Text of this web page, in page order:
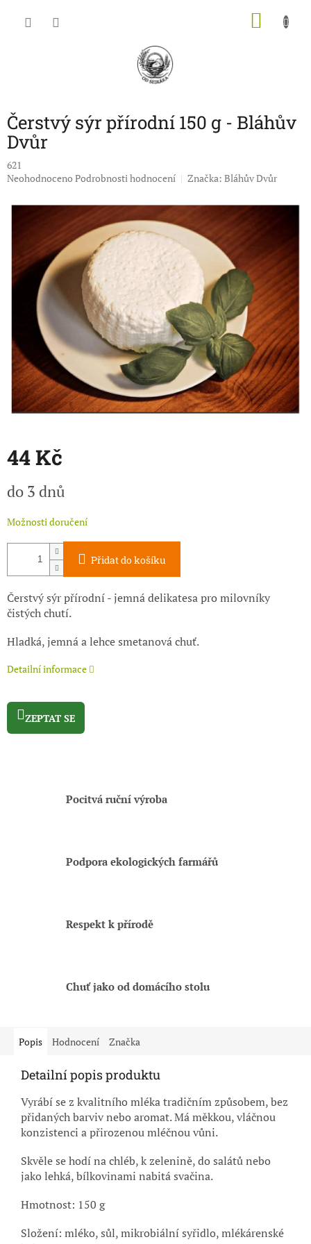
Čerstvý sýr přírodní 150 g - Bláhův
Dvůr
621
Průměrné
produktu
hvězdiček.
Neohodnoceno Podrobnosti hodnocení Značka: Bláhův Dvůr
44 Kč
cena:
do 3 dnů
Možnosti doručení
Přidat do košíku
Čerstvý sýr přírodní - jemná delikatesa pro milovníky
čistých chutí.
Hladká, jemná a lehce smetanová chuť.
Detailní informace
ZEPTAT SE
Pocitvá ruční výroba
Podpora ekologických farmářů
Respekt k přírodě
Chuť jako od domácího stolu
Popis Hodnocení Značka
Detailní popis produktu
Vyrábí se z kvalitního mléka tradičním způsobem, bez
přidaných barviv nebo aromat. Má měkkou, vláčnou
konzistenci a přirozenou mléčnou vůni.
Skvěle se hodí na chléb, k zelenině, do salátů nebo
jako lehká, bílkovinami nabitá svačina.
Hmotnost: 150 g
Složení: mléko, sůl, mikrobiální syřidlo, mlékárenské